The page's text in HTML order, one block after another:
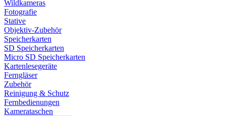
Wildkameras
Fotografie
Stative
Objektiv-Zubehör
Speicherkarten
SD Speicherkarten
Micro SD Speicherkarten
Kartenlesegeräte
Ferngläser
Zubehör
Reinigung & Schutz
Fernbedienungen
Kamerataschen